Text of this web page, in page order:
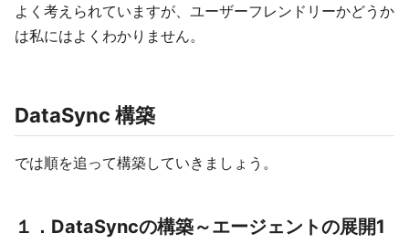
よく考えられていますが、ユーザーフレンドリーかどうか
は私にはよくわかりません。
DataSync 構築
では順を追って構築していきましょう。
１．DataSyncの構築～エージェントの展開1